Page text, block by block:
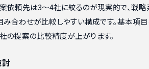
案依頼先は3〜4社に絞るのが現実的で、戦
合わせが比較しやすい構成です。基本項
の提案の比較精度が上がります。